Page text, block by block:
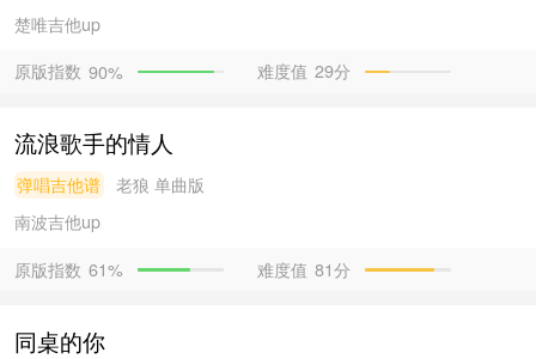
楚唯吉他up
原版指数 90% 难度值 29分
流浪歌手的情人
弹唱吉他谱 老狼 单曲版
南波吉他up
原版指数 61% 难度值 81分
同桌的你